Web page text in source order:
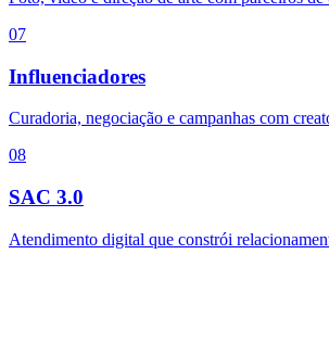
07
Influenciadores
Curadoria, negociação e campanhas com
08
SAC 3.0
Atendimento digital que constrói